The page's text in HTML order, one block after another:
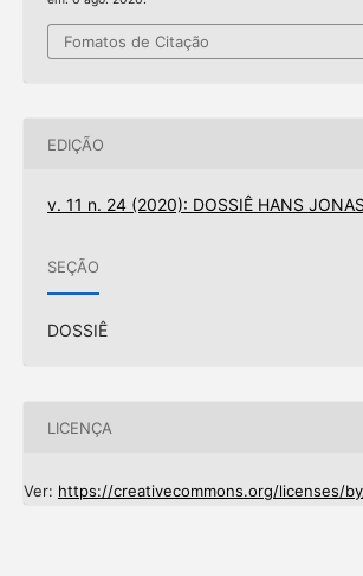
Fomatos de Citação
EDIÇÃO
v. 11 n. 24 (2020): DOSSIÊ HANS
SEÇÃO
DOSSIÊ
LICENÇA
Ver: https://creativecommons.org/licenses/